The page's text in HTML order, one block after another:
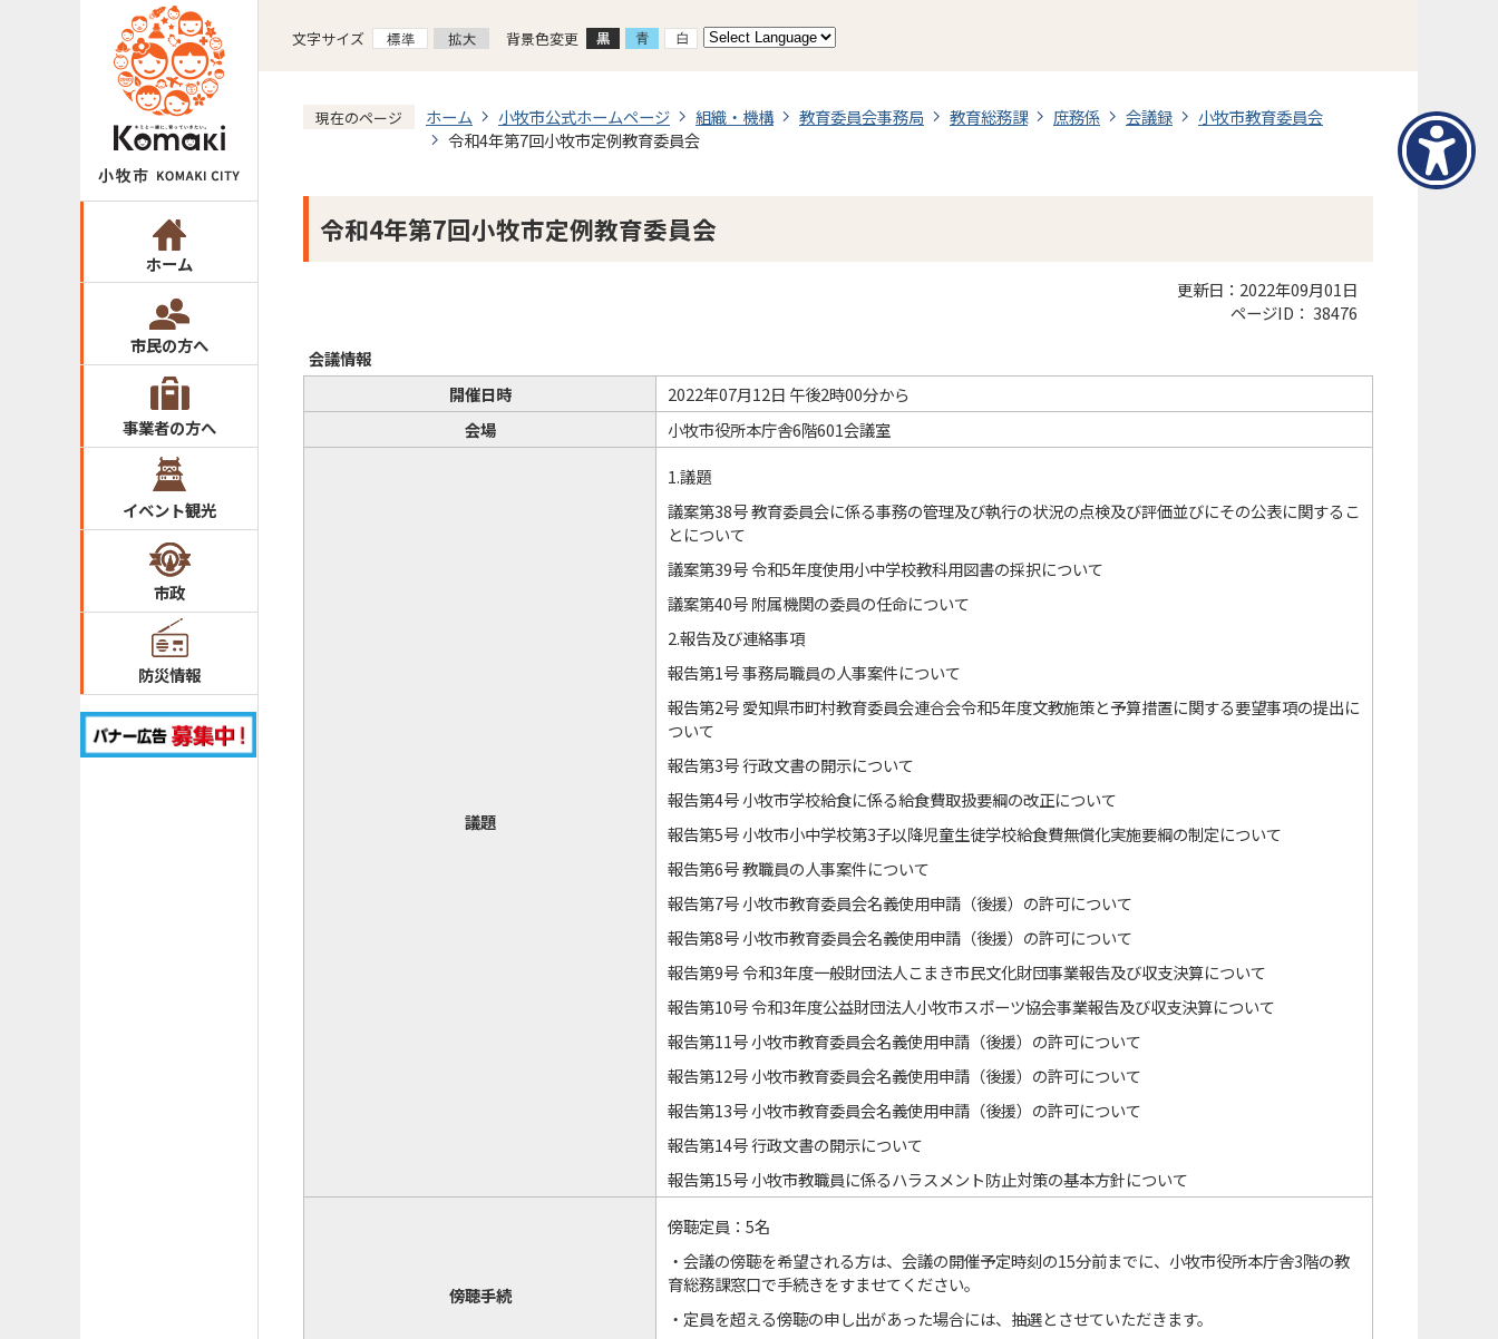
ホーム
市民の方へ
事業者の方へ
イベント観光
市政
防災情報
文字サイズ 背景色変更
現在のページ ホーム 小牧市公式ホームページ 組織・機構 教育委員会事務局 教育総務課 庶務係 会議録
小牧市教育委員会
令和4年第7回小牧市定例教育委員会
令和4年第7回小牧市定例教育委員会
更新日：2022年09月01日
ページID： 38476
会議情報
開催日時
2022年07月12日 午後2時00分から
会場
小牧市役所本庁舎6階601会議室
議題
1.議題
議案第38号 教育委員会に係る事務の管理及び執行の状況の点検及び評価並びにその公表に関するこ
とについて
議案第39号 令和5年度使用小中学校教科用図書の採択について
議案第40号 附属機関の委員の任命について
2.報告及び連絡事項
報告第1号 事務局職員の人事案件について
報告第2号 愛知県市町村教育委員会連合会令和5年度文教施策と予算措置に関する要望事項の提出に
ついて
報告第3号 行政文書の開示について
報告第4号 小牧市学校給食に係る給食費取扱要綱の改正について
報告第5号 小牧市小中学校第3子以降児童生徒学校給食費無償化実施要綱の制定について
報告第6号 教職員の人事案件について
報告第7号 小牧市教育委員会名義使用申請（後援）の許可について
報告第8号 小牧市教育委員会名義使用申請（後援）の許可について
報告第9号 令和3年度一般財団法人こまき市民文化財団事業報告及び収支決算について
報告第10号 令和3年度公益財団法人小牧市スポーツ協会事業報告及び収支決算について
報告第11号 小牧市教育委員会名義使用申請（後援）の許可について
報告第12号 小牧市教育委員会名義使用申請（後援）の許可について
報告第13号 小牧市教育委員会名義使用申請（後援）の許可について
報告第14号 行政文書の開示について
報告第15号 小牧市教職員に係るハラスメント防止対策の基本方針について
傍聴手続
傍聴定員：5名
・会議の傍聴を希望される方は、会議の開催予定時刻の15分前までに、小牧市役所本庁舎3階の教
育総務課窓口で手続きをすませてください。
・定員を超える傍聴の申し出があった場合には、抽選とさせていただきます。